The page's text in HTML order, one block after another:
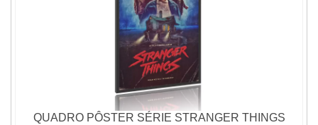
QUADRO PÔSTER SÉRIE STRANGER THINGS